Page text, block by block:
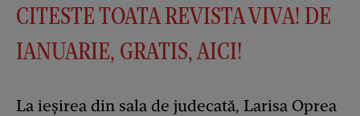
CITESTE TOATA REVISTA VIVA! DE
IANUARIE, GRATIS, AICI!
La ieșirea din sala de judecată, Larisa Oprea